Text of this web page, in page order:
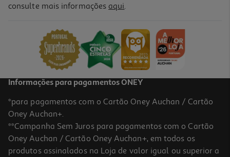
Bolacha Gullon Digestive Aveia Sem Açúcares Adicionados 410g
consulte mais informações aqui.
Informações para pagamentos ONEY
*para pagamentos com o Cartão Oney Auchan / Cartão
Oney Auchan+.
**Campanha Sem Juros para pagamentos com o Cartão
Oney Auchan / Cartão Oney Auchan+, em todos os
produtos assinalados na Loja de valor igual ou superior a